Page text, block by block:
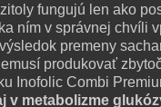
fungujú len ako
ním v správnej chvíli
premeny
produkovať
Inofolic Combi
v metabolizme